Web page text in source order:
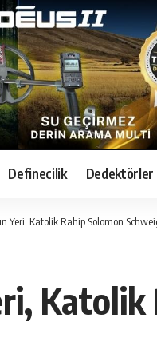
Definecilik Dedektörler
Yeri, Katolik Rahip Solomon